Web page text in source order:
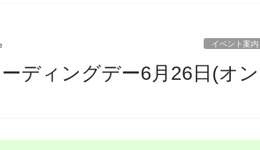
イベント案内
ディングデー6月26日(オン